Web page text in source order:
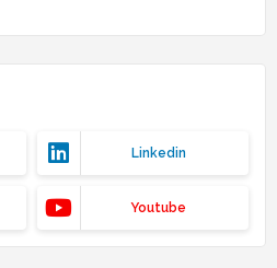
Linkedin
Youtube